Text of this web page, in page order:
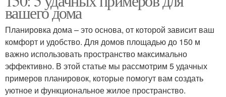
вашего дома
Планировка дома – это основа, от которой зависит ваш
комфорт и удобство. Для домов площадью до 150 м
важно использовать пространство максимально
эффективно. В этой статье мы рассмотрим 5 удачных
примеров планировок, которые помогут вам создать
уютное и функциональное жилое пространство.